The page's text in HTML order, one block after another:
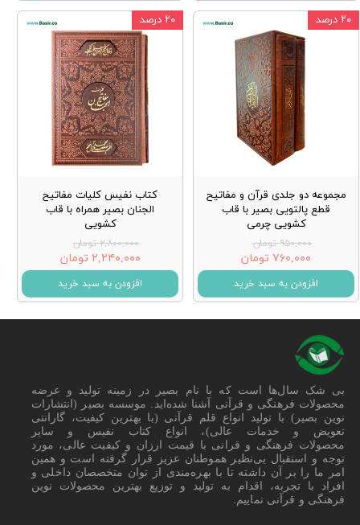
مجموعه دو جلدی قرآن و مفاتیح
قطع پالتویی بصیر با قاب
کشویی چرمی
۹۵۰,۰۰۰ تومان
۷۶۰,۰۰۰ تومان
افزودن به سبد خرید
۲۰ درصد
کتاب نفیس کلیات مفاتیح
الجنان بصیر همراه با قاب
کشویی
۲,۸۰۰,۰۰۰ تومان
۲,۲۴۰,۰۰۰ تومان
افزودن به سبد خرید
۲۰ درصد
بی شک سال‌ها است که با نام بصیر در زمینه تولید و عرضه
محصولات فرهنگی و قرآنی آشنا شده‌اید. موسسه بصیر (انتشارات
نوین بصیر) با تولید انواع قلم قرآنی (با بهترین کیفیت، گارانتی
تعویض و خدمات عالی)، انواع کتاب نفیس و سایر
محصولات فرهنگی و قرانی با قیمت ارزان و کیفیت عالی، مورد
توجه و استقبال بی‌نظیر هموطنان عزیز قرار گرفته است و همین
امر ما را بر آن داشته تا با بهره‌مندی از توان متخصصان داخلی و
افراد با تجربه، اقدام به تولید و توزیع بهترین محصولات نوین
فرهنگی و قرآنی نماییم.